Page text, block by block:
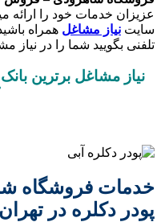
خود را ارائه میدهد برای
مشاغلهمراه باشید. در
شما را در نیاز مشاغل دیده
برترین بانک
در تهران